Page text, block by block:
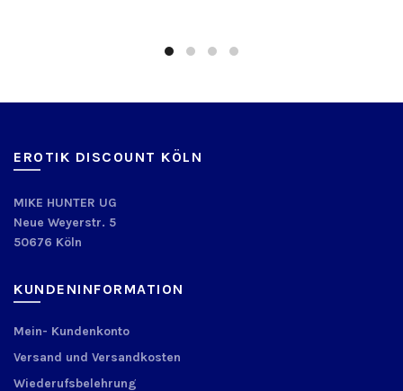
EROTIK DISCOUNT KÖLN
MIKE HUNTER UG
Neue Weyerstr. 5
50676 Köln
KUNDENINFORMATION
Mein- Kundenkonto
Versand und Versandkosten
Wiederufsbelehrung